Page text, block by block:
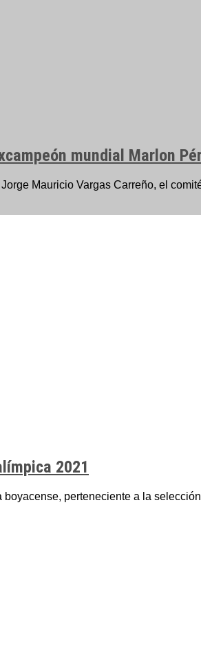
mundial Marlon
Mauricio Vargas Carreño, el
2021
perteneciente a la